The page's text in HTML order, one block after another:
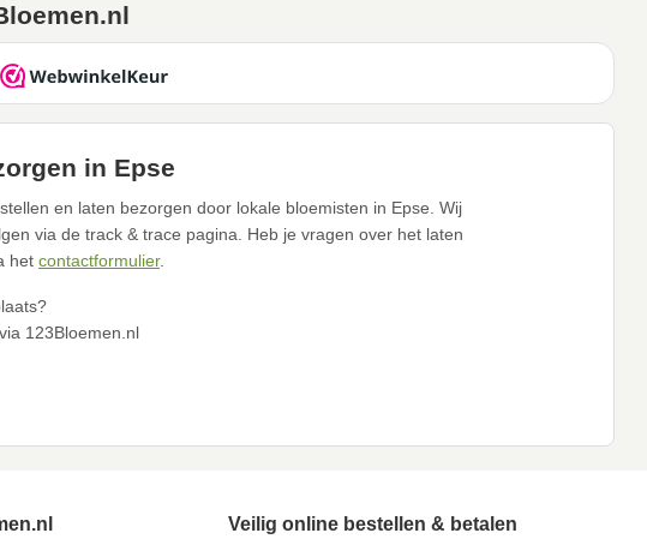
in Epse
en laten bezorgen door lokale bloemisten in Epse. Wij
via de track & trace pagina. Heb je vragen over het laten
het contactformulier.
via 123Bloemen.nl
Veilig online bestellen & betalen